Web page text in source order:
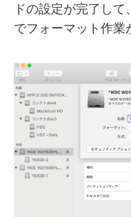
ドの設定が完了し
でフォーマット作業